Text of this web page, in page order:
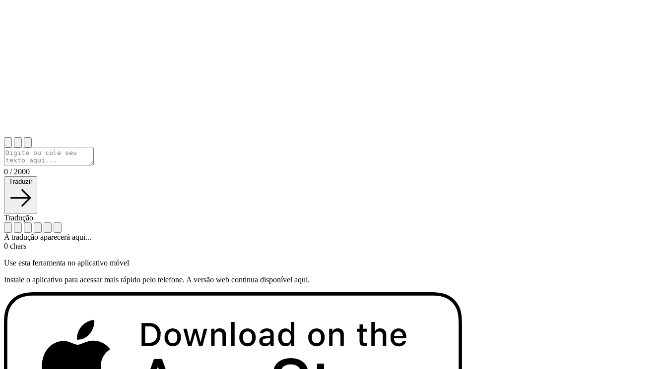
0 / 2000
Traduzir
Tradução
A tradução aparecerá aqui...
0 chars
Use esta ferramenta no aplicativo móvel
Instale o aplicativo para acessar mais rápido pelo telefone. A versão web continua disponível aqui.